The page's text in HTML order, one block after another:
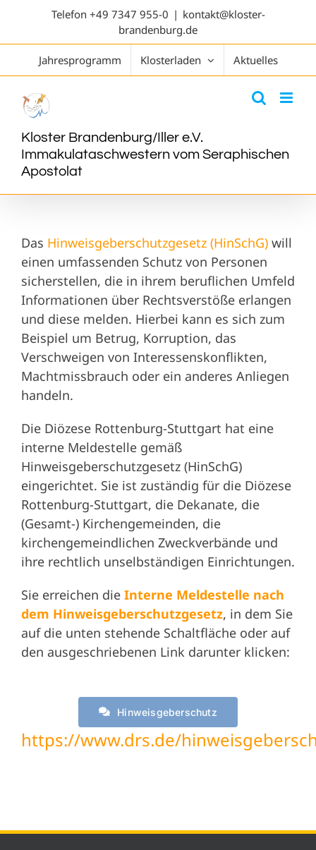
Telefon +49 7347 955-0 | kontakt@kloster-
brandenburg.de
Jahresprogramm Klosterladen Aktuelles
Kloster Brandenburg/Iller e.V.
Immakulataschwestern vom Seraphischen
Apostolat
Das Hinweisgeberschutzgesetz (HinSchG)will
einen umfassenden Schutz von Personen
sicherstellen, die in ihrem beruflichen Umfeld
Informationen über Rechtsverstöße erlangen
und diese melden. Hierbei kann es sich zum
Beispiel um Betrug, Korruption, das
Verschweigen von Interessenskonflikten,
Machtmissbrauch oder ein anderes Anliegen
handeln.
Die Diözese Rottenburg-Stuttgart hat eine
interne Meldestelle gemäß
Hinweisgeberschutzgesetz (HinSchG)
eingerichtet. Sie ist zuständig für die Diözese
Rottenburg-Stuttgart, die Dekanate, die
(Gesamt-) Kirchengemeinden, die
kirchengemeindlichen Zweckverbände und
ihre rechtlich unselbständigen Einrichtungen.
Sie erreichen die Interne Meldestelle nach
dem Hinweisgeberschutzgesetz, in dem Sie
auf die unten stehende Schaltfläche oder auf
den ausgeschriebenen Link darunter klicken:
Hinweisgeberschutz
https://www.drs.de/